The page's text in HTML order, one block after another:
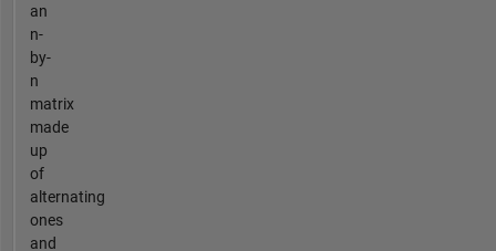
an
n-
by-
n
matrix
made
up
of
alternating
ones
and